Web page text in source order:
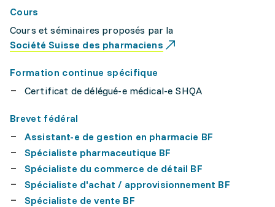
Cours
Cours et séminaires proposés par la
Société Suisse des pharmaciens
Formation continue spécifique
Certificat de délégué-e médical-e SHQA
Brevet fédéral
Assistant-e de gestion en pharmacie BF
Spécialiste pharmaceutique BF
Spécialiste du commerce de détail BF
Spécialiste d'achat / approvisionnement BF
Spécialiste de vente BF